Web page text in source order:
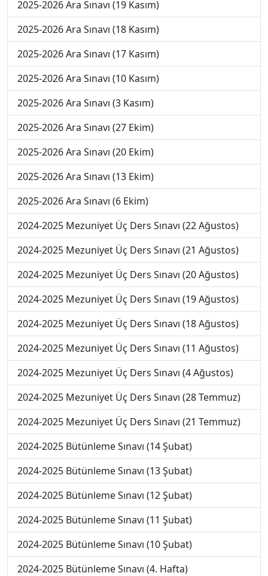
2025-2026 Ara Sınavı (19 Kasım)
2025-2026 Ara Sınavı (18 Kasım)
2025-2026 Ara Sınavı (17 Kasım)
2025-2026 Ara Sınavı (10 Kasım)
2025-2026 Ara Sınavı (3 Kasım)
2025-2026 Ara Sınavı (27 Ekim)
2025-2026 Ara Sınavı (20 Ekim)
2025-2026 Ara Sınavı (13 Ekim)
2025-2026 Ara Sınavı (6 Ekim)
2024-2025 Mezuniyet Üç Ders Sınavı (22 Ağustos)
2024-2025 Mezuniyet Üç Ders Sınavı (21 Ağustos)
2024-2025 Mezuniyet Üç Ders Sınavı (20 Ağustos)
2024-2025 Mezuniyet Üç Ders Sınavı (19 Ağustos)
2024-2025 Mezuniyet Üç Ders Sınavı (18 Ağustos)
2024-2025 Mezuniyet Üç Ders Sınavı (11 Ağustos)
2024-2025 Mezuniyet Üç Ders Sınavı (4 Ağustos)
2024-2025 Mezuniyet Üç Ders Sınavı (28 Temmuz)
2024-2025 Mezuniyet Üç Ders Sınavı (21 Temmuz)
2024-2025 Bütünleme Sınavı (14 Şubat)
2024-2025 Bütünleme Sınavı (13 Şubat)
2024-2025 Bütünleme Sınavı (12 Şubat)
2024-2025 Bütünleme Sınavı (11 Şubat)
2024-2025 Bütünleme Sınavı (10 Şubat)
2024-2025 Bütünleme Sınavı (4. Hafta)